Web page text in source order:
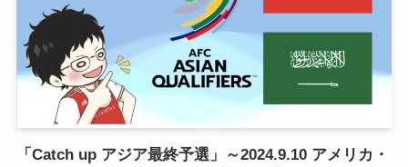
「Catch up アジア最終予選」～2024.9.10 アメリカ・